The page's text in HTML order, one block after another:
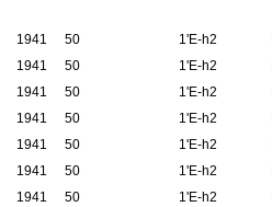
1941 50 1'E-h2
1941 50 1'E-h2
1941 50 1'E-h2
1941 50 1'E-h2
1941 50 1'E-h2
1941 50 1'E-h2
1941 50 1'E-h2